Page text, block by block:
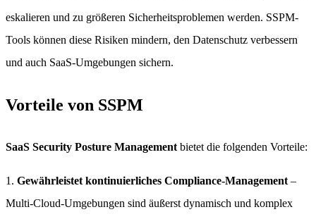
eskalieren und zu größeren Sicherheitsproblemen werden. SSPM-
Tools können diese Risiken mindern, den Datenschutz verbessern
und auch SaaS-Umgebungen sichern.
Vorteile von SSPM
SaaS Security Posture Management bietet die folgenden Vorteile:
1. Gewährleistet kontinuierliches Compliance-Management –
Multi-Cloud-Umgebungen sind äußerst dynamisch und komplex